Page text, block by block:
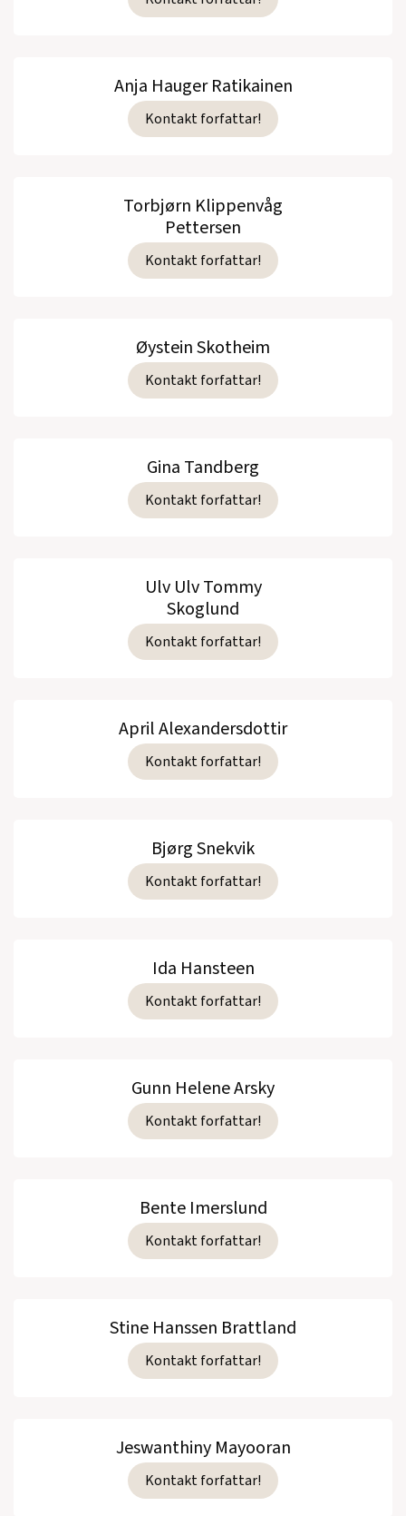
Anja Hauger Ratikainen
Kontakt forfattar!
Torbjørn Klippenvåg
Pettersen
Kontakt forfattar!
Øystein Skotheim
Kontakt forfattar!
Gina Tandberg
Kontakt forfattar!
Ulv Ulv Tommy
Skoglund
Kontakt forfattar!
April Alexandersdottir
Kontakt forfattar!
Bjørg Snekvik
Kontakt forfattar!
Ida Hansteen
Kontakt forfattar!
Gunn Helene Arsky
Kontakt forfattar!
Bente Imerslund
Kontakt forfattar!
Stine Hanssen Brattland
Kontakt forfattar!
Jeswanthiny Mayooran
Kontakt forfattar!